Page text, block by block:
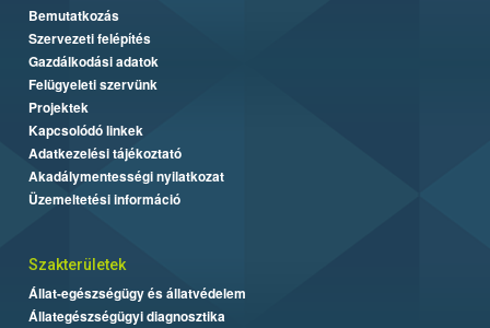
Bemutatkozás
Szervezeti felépítés
Gazdálkodási adatok
Felügyeleti szervünk
Projektek
Kapcsolódó linkek
Adatkezelési tájékoztató
Akadálymentességi nyilatkozat
Üzemeltetési információ
Szakterületek
Állat-egészségügy és állatvédelem
Állategészségügyi diagnosztika